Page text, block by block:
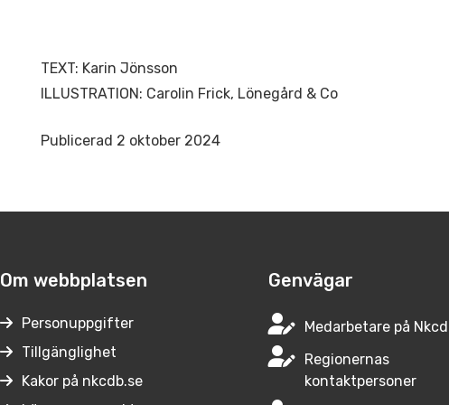
TEXT: Karin Jönsson
ILLUSTRATION: Carolin Frick, Lönegård & Co
Publicerad 2 oktober 2024
Om webbplatsen
Personuppgifter
Tillgänglighet
Kakor på nkcdb.se
Genvägar
Medarbetare på
Regionernas
kontaktpersoner